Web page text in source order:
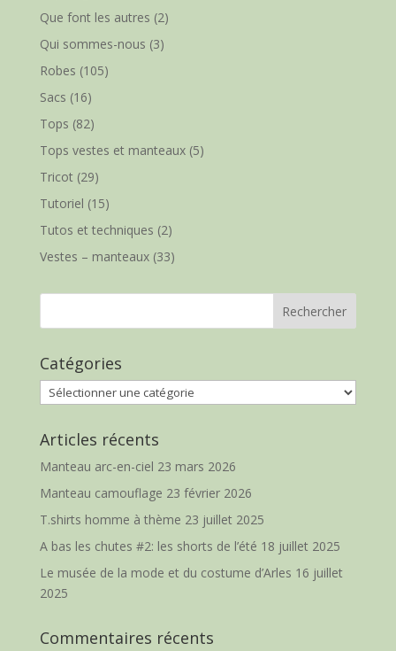
Que font les autres (2)
Qui sommes-nous (3)
Robes (105)
Sacs (16)
Tops (82)
Tops vestes et manteaux(5)
Tricot(29)
Tutoriel (15)
Tutos et techniques (2)
Vestes – manteaux(33)
Catégories
Catégories
Articles récents
Manteau arc-en-ciel 23 mars 2026
Manteau camouflage 23 février 2026
T.shirts homme à thème 23 juillet 2025
A bas les chutes #2: les shorts de l’été 18 juillet 2025
Le musée de la mode et du costume d’Arles 16 juillet
2025
Commentaires récents